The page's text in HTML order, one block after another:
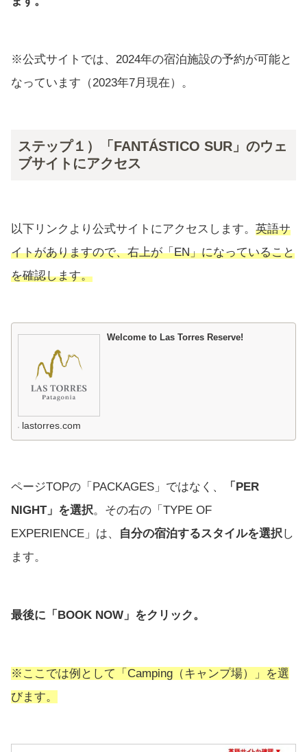
※公式サイトでは、2024年の宿泊施設の予約が可能と
なっています（2023年7月現在）。
ステップ１）「FANTÁSTICO SUR」のウェ
ブサイトにアクセス
以下リンクより公式サイトにアクセスします。 英語サ
イトがありますので、右上が「EN」になっていること
を確認します。
Welcome to Las Torres Reserve!
lastorres.com
ページTOPの「PACKAGES」ではなく、
「PER
NIGHT」を選択。その右の「TYPE OF
EXPERIENCE」は、
自分の宿泊するスタイルを選択し
ます。
最後に「BOOK NOW」をクリック。
※ここでは例として「Camping（キャンプ場）」を選
びます。